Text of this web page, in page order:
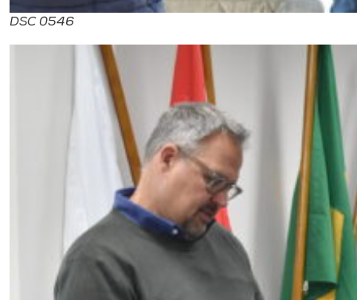
DSC 0546